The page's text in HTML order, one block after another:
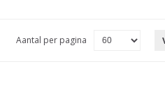
Aantal per pagina